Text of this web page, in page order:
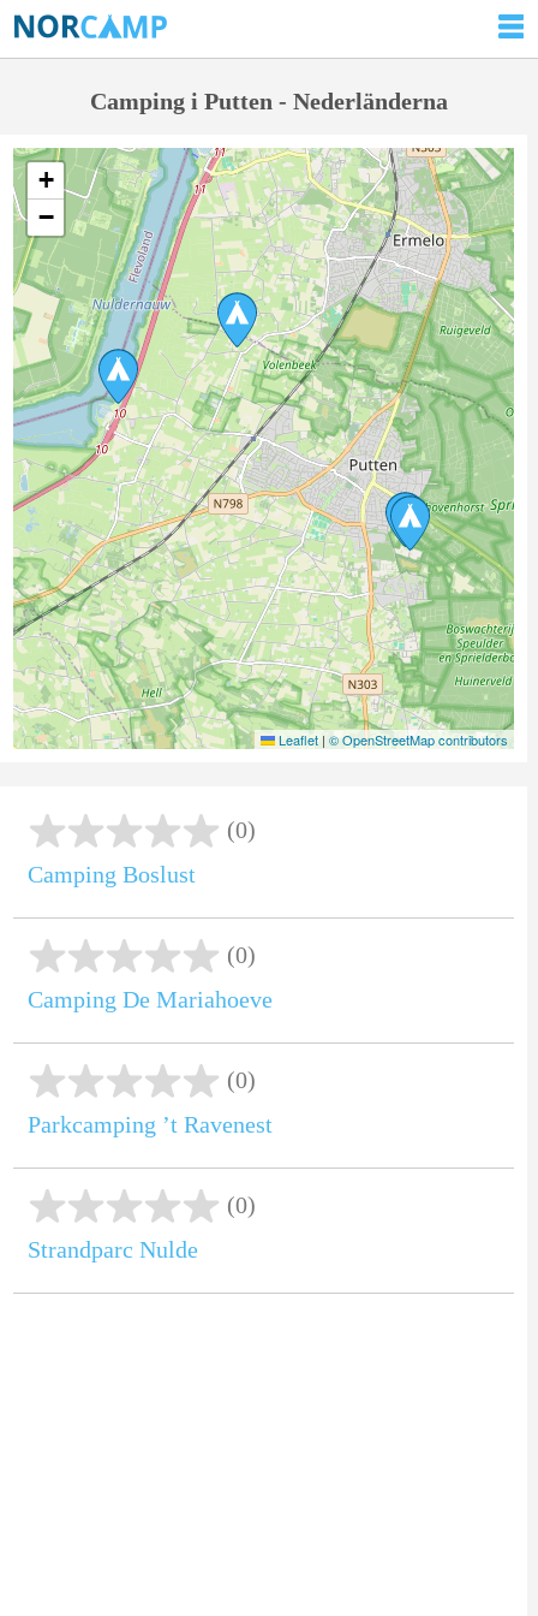
Camping i Putten - Nederländerna
+
−
Leaflet | © OpenStreetMap contributors
(0)
Camping Boslust
(0)
Camping De Mariahoeve
(0)
Parkcamping ’t Ravenest
(0)
Strandparc Nulde